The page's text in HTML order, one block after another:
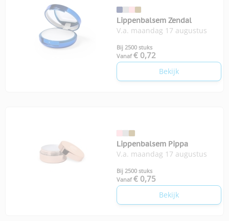
Lippenbalsem Zendal
V.a. maandag 17 augustus
Bij 2500 stuks
Vanaf € 0,72
Bekijk
Lippenbalsem Pippa
V.a. maandag 17 augustus
Bij 2500 stuks
Vanaf € 0,75
Bekijk